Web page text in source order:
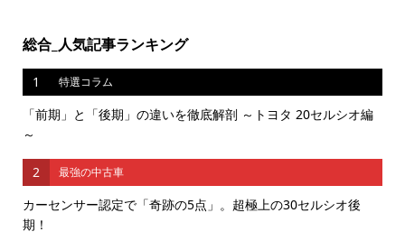
総合_人気記事ランキング
1 特選コラム
「前期」と「後期」の違いを徹底解剖 ～トヨタ 20セルシオ編
～
2 最強の中古車
カーセンサー認定で「奇跡の5点」。超極上の30セルシオ後
期！